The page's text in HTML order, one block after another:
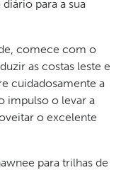
para a sua
comece com o
as costas leste e
cuidadosamente a
impulso o levar a
o excelente
para trilhas de